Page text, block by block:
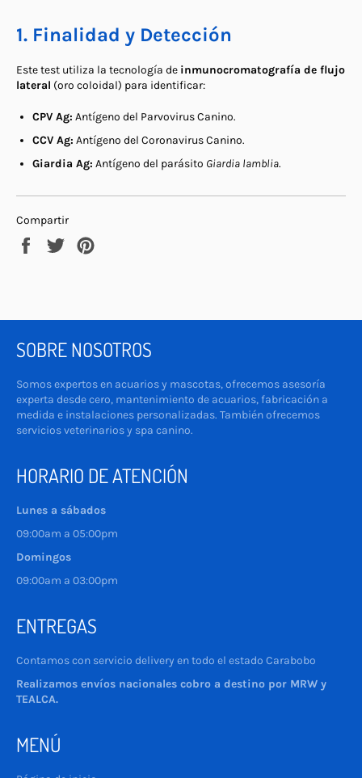
1. Finalidad y Detección
Este test utiliza la tecnología de inmunocromatografía de flujo
lateral (oro coloidal) para identificar:
CPV Ag: Antígeno del Parvovirus Canino.
CCV Ag: Antígeno del Coronavirus Canino.
Giardia Ag: Antígeno del parásito Giardia lamblia.
Compartir
Compartir
Tuitear
SOBRE NOSOTROS
Somos expertos en acuarios y mascotas, ofrecemos asesoría
experta desde cero, mantenimiento de acuarios, fabricación a
medida e instalaciones personalizadas. También ofrecemos
servicios veterinarios y spa canino.
HORARIO DE ATENCIÓN
Lunes a sábados
09:00am a 05:00pm
Domingos
09:00am a 03:00pm
ENTREGAS
Contamos con servicio delivery en todo el estado Carabobo
Realizamos envíos nacionales cobro a destino por MRW y
TEALCA.
MENÚ